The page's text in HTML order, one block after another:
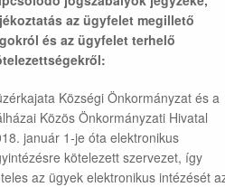
az ügyfelet megillető
és az ügyfelet terhelő
Községi Önkormányzat és a
Közös Önkormányzati Hivatal
január 1-je óta elektronikus
kötelezett szervezet, így
az ügyek elektronikus intézését